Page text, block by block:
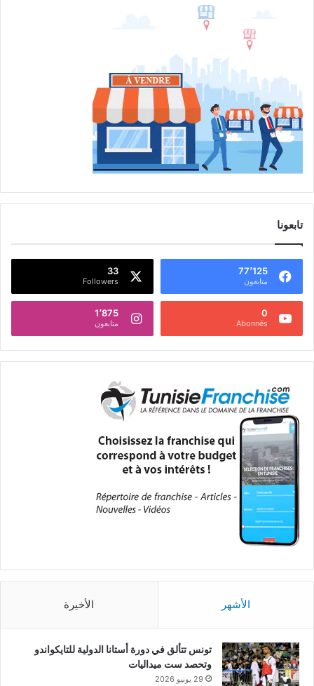
تابعونا
77٬125
متابعون
33
Followers
0
Abonnés
1٬875
متابعون
الأشهر الأخيرة
تونس تتألق في دورة أستانا الدولية للتايكواندو
وتحصد ست ميداليات
29 يونيو 2026